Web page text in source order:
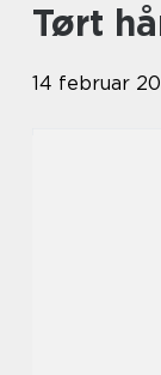
Tørt
14 februar